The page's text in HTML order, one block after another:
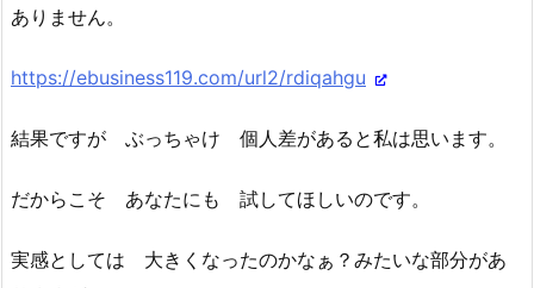
ありません。
https://ebusiness119.com/url2/rdiqahgu
結果ですが ぶっちゃけ 個人差があると私は思います。
だからこそ あなたにも 試してほしいのです。
実感としては 大きくなったのかなぁ？みたいな部分があ